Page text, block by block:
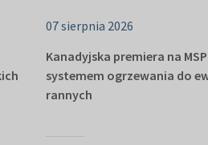
07 sierpnia 2026
Kanadyjska premiera na
systemem ogrzewania do
rannych